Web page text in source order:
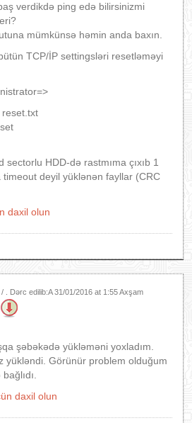
verdikdə ping edə bilirsinizmi
mümkünsə həmin anda baxın.
TCP/İP settingsləri resetləməyi
HDD-də rastmıma çıxıb 1
deyil yüklənən fayllar (CRC
daxil olun
/ . Dərc edilib:A31/01/2016 at 1:55 Axşam
şəbəkədə yükləməni yoxladım.
yükləndi. Görünür problem olduğum
daxil olun